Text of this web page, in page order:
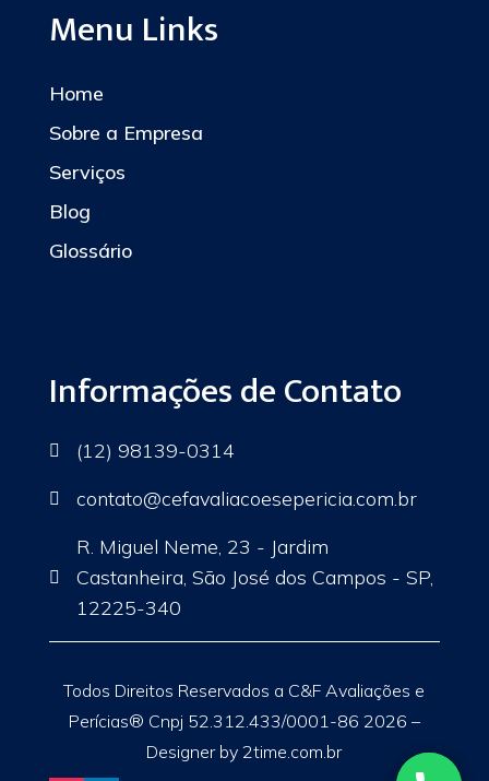
Menu Links
Home
Sobre a Empresa
Serviços
Blog
Glossário
Informações de Contato
 (12) 98139-0314
 contato@cefavaliacoesepericia.com.br

R. Miguel Neme, 23 - Jardim
Castanheira, São José dos Campos - SP,
12225-340
Todos Direitos Reservados a C&F Avaliações e
Perícias® Cnpj 52.312.433/0001-86 2026 –
Designer by 2time.com.br